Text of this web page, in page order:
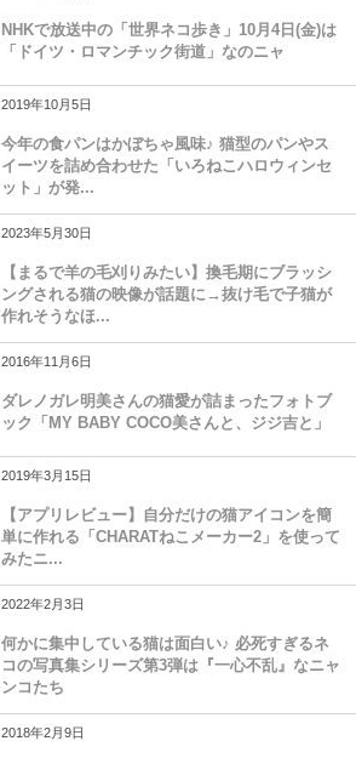
NHKで放送中の「世界ネコ歩き」10月4日(金)は
「ドイツ・ロマンチック街道」なのニャ
2019年10月5日
今年の食パンはかぼちゃ風味♪ 猫型のパンやス
イーツを詰め合わせた「いろねこハロウィンセ
ット」が発...
2023年5月30日
【まるで羊の毛刈りみたい】換毛期にブラッシ
ングされる猫の映像が話題に→抜け毛で子猫が
作れそうなほ...
2016年11月6日
ダレノガレ明美さんの猫愛が詰まったフォトブ
ック「MY BABY COCO美さんと、ジジ吉と」
2019年3月15日
【アプリレビュー】自分だけの猫アイコンを簡
単に作れる「CHARATねこメーカー2」を使って
みたニ...
2022年2月3日
何かに集中している猫は面白い♪ 必死すぎるネ
コの写真集シリーズ第3弾は『一心不乱』なニャ
ンコたち
2018年2月9日